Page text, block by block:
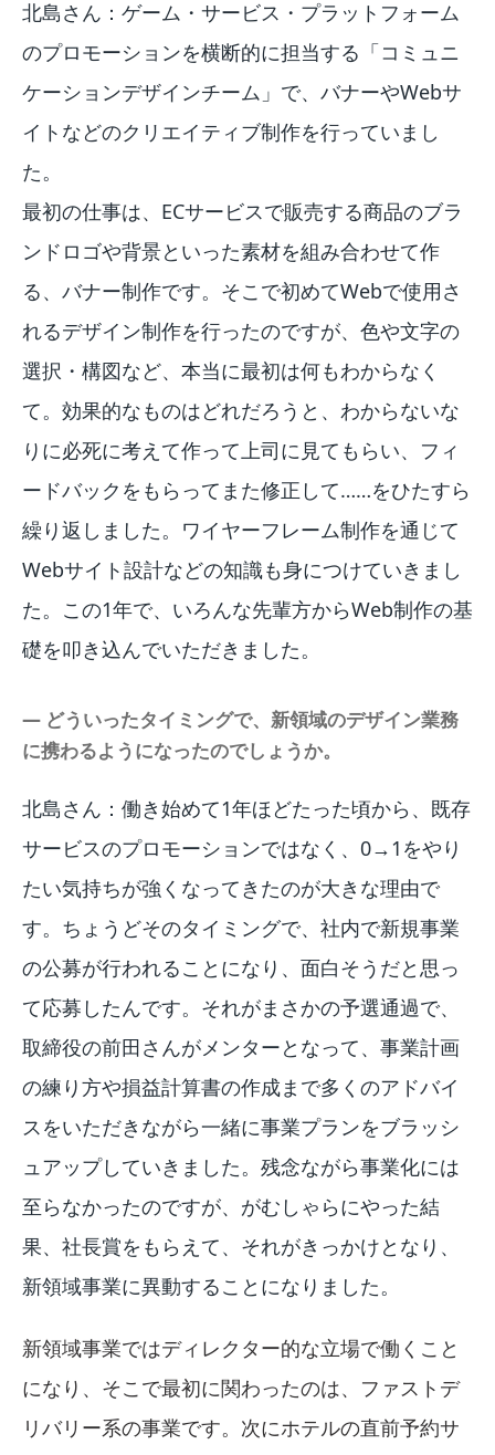
北島さん：ゲーム・サービス・プラットフォーム
のプロモーションを横断的に担当する「コミュニ
ケーションデザインチーム」で、バナーやWebサ
イトなどのクリエイティブ制作を行っていまし
た。
最初の仕事は、ECサービスで販売する商品のブラ
ンドロゴや背景といった素材を組み合わせて作
る、バナー制作です。そこで初めてWebで使用さ
れるデザイン制作を行ったのですが、色や文字の
選択・構図など、本当に最初は何もわからなく
て。効果的なものはどれだろうと、わからないな
りに必死に考えて作って上司に見てもらい、フィ
ードバックをもらってまた修正して……をひたすら
繰り返しました。ワイヤーフレーム制作を通じて
Webサイト設計などの知識も身につけていきまし
た。この1年で、いろんな先輩方からWeb制作の基
礎を叩き込んでいただきました。
― どういったタイミングで、新領域のデザイン業務
に携わるようになったのでしょうか。
北島さん：働き始めて1年ほどたった頃から、既存
サービスのプロモーションではなく、0→1をやり
たい気持ちが強くなってきたのが大きな理由で
す。ちょうどそのタイミングで、社内で新規事業
の公募が行われることになり、面白そうだと思っ
て応募したんです。それがまさかの予選通過で、
取締役の前田さんがメンターとなって、事業計画
の練り方や損益計算書の作成まで多くのアドバイ
スをいただきながら一緒に事業プランをブラッシ
ュアップしていきました。残念ながら事業化には
至らなかったのですが、がむしゃらにやった結
果、社長賞をもらえて、それがきっかけとなり、
新領域事業に異動することになりました。
新領域事業ではディレクター的な立場で働くこと
になり、そこで最初に関わったのは、ファストデ
リバリー系の事業です。次にホテルの直前予約サ